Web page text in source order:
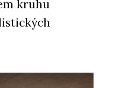
kruhu